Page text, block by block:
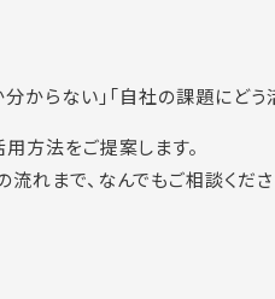
らない」「自社の課題にど
方法をご提案します。
れまで、なんでもご相談くださ